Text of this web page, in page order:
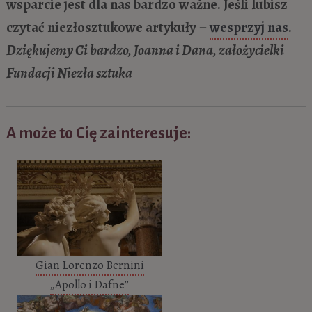
wsparcie jest dla nas bardzo ważne. Jeśli lubisz
czytać niezłosztukowe artykuły –wesprzyj nas.
Dziękujemy Ci bardzo, Joanna i Dana, założycielki
Fundacji Niezła sztuka
A może to Cię zainteresuje:
Gian Lorenzo Bernini
„Apollo i Dafne”